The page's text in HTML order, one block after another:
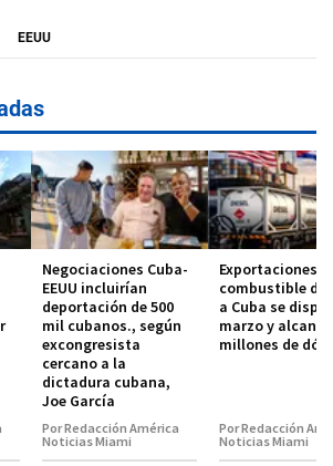
EEUU
Negociaciones Cuba-
EEUU incluirían
deportación de 500
mil cubanos., según
excongresista
cercano a la
dictadura cubana,
Joe García
Por Redacción América
Noticias Miami
Exportaciones
combustible de
a Cuba se
marzo y
millones de
Por Redacción
Noticias Miami